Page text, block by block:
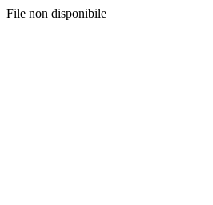
File non disponibile